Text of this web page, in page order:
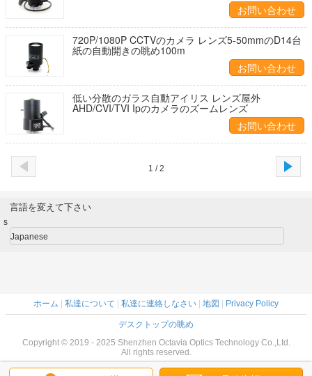
お問い合わせ
720P/1080P CCTVのカメラ レンズ5-50mmのD14台
紙の自動開きの眺め100m
お問い合わせ
低い分散のガラス自動アイリス レンズ屋外
AHD/CVI/TVI Ipのカメラのズームレンズ
お問い合わせ
1 / 2
言語を変えて下さい
s
Japanese
ホーム 私達について 私達に連絡しなさい 地図 Privacy Policy
デスクトップの眺め
Copyright © 2019 - 2025 Shenzhen Octavia Optics Technology Co.,Ltd.
All rights reserved.